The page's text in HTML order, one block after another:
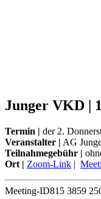
Junger VKD |
Termin | der 2.
Veranstalter | AG
Teilnahmegebühr |
Ort | Zoom-Link |
Meeting-ID815 3859